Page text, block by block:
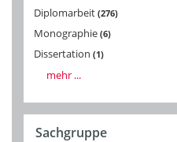
Diplomarbeit 276
Monographie 6
Dissertation 1
mehr ...
Sachgruppe